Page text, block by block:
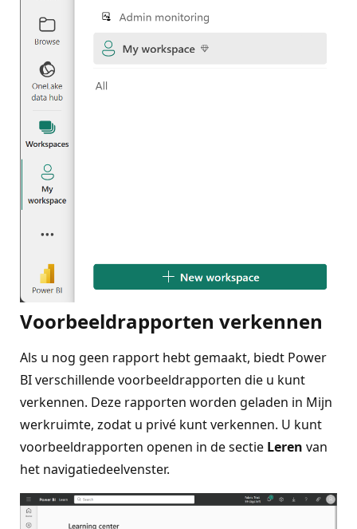
Voorbeeldrapporten verkennen
Als u nog geen rapport hebt gemaakt, biedt Power
BI verschillende voorbeeldrapporten die u kunt
verkennen. Deze rapporten worden geladen in Mijn
werkruimte, zodat u privé kunt verkennen. U kunt
voorbeeldrapporten openen in de sectie Leren van
het navigatiedeelvenster.